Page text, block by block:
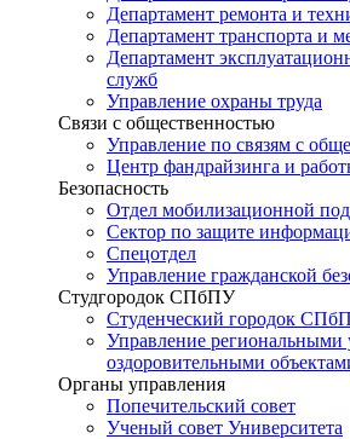
Департамент ремонта и
Департамент транспорта и
Департамент
служб
Управление охраны труда
Связи с общественностью
Управление по связям с
Центр фандрайзинга и
Безопасность
Отдел мобилизационной
Сектор по защите
Спецотдел
Управление гражданской
Студгородок СПбПУ
Студенческий городок
Управление региональными
оздоровительными
Органы управления
Попечительский совет
Ученый совет Университета